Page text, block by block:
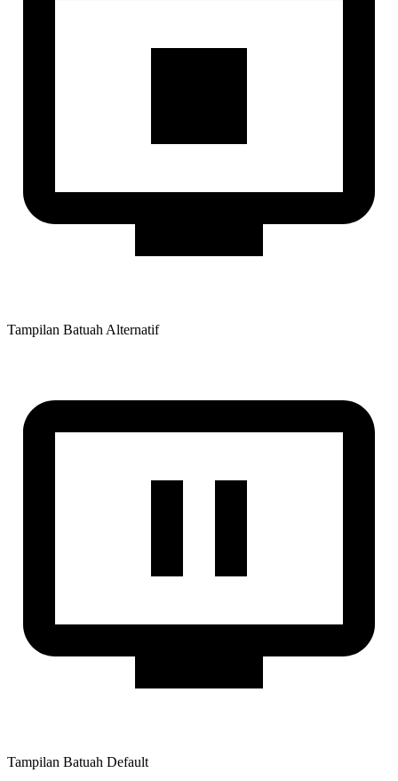
Tampilan Batuah Alternatif
Tampilan Batuah Default